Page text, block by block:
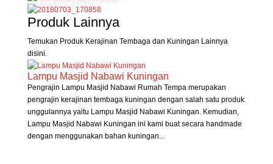
Produk Lainnya
Temukan Produk Kerajinan Tembaga dan Kuningan Lainnya
disini.
Lampu Masjid Nabawi Kuningan
Pengrajin Lampu Masjid Nabawi Rumah Tempa merupakan
pengrajin kerajinan tembaga kuningan dengan salah satu produk
unggulannya yaitu Lampu Masjid Nabawi Kuningan. Kemudian,
Lampu Masjid Nabawi Kuningan ini kami buat secara handmade
dengan menggunakan bahan kuningan...